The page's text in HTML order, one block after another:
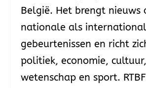
België. Het brengt nieuws
nationale als
gebeurtenissen en richt
politiek, economie, cultuur,
wetenschap en sport.